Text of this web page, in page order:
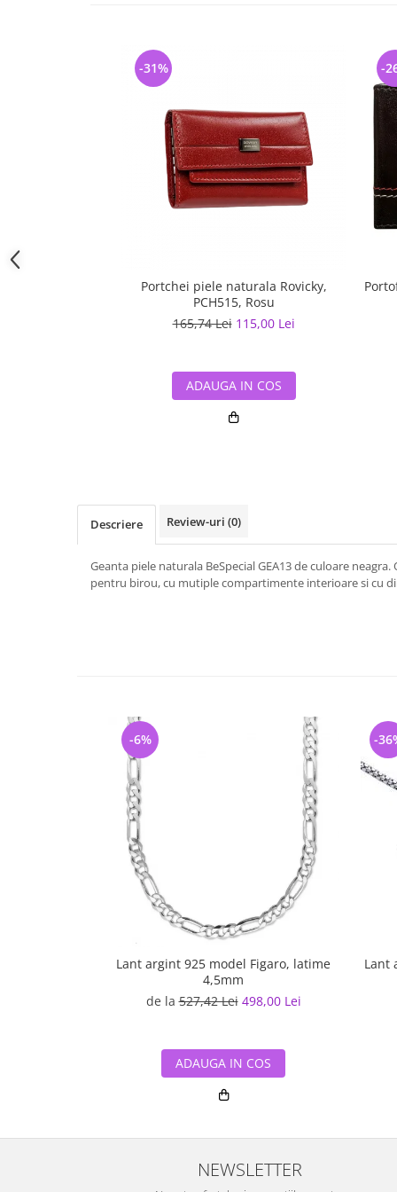
Portchei piele naturala Rovicky,
PCH515, Rosu
165,74 Lei 115,00 Lei
-31%
ADAUGA IN COS
-
Descriere Review-uri (0)
Geanta piele naturala BeSpecial GEA13 de culoare
pentru birou, cu mutiple compartimente interioare si cu
Lant argint 925 model Figaro, latime
4,5mm
de la527,42 Lei 498,00 Lei
-6%
ADAUGA IN COS
Lant
-
NEWSLETTER